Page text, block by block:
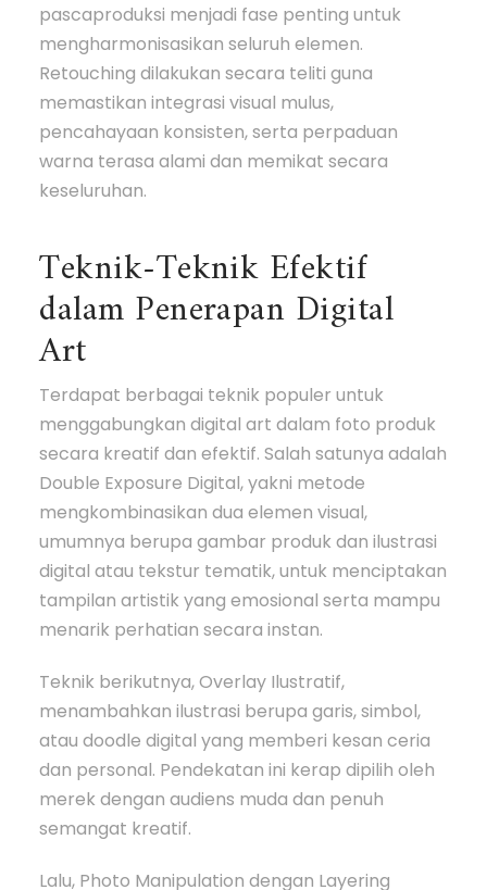
pascaproduksi menjadi fase penting untuk
mengharmonisasikan seluruh elemen.
Retouching dilakukan secara teliti guna
memastikan integrasi visual mulus,
pencahayaan konsisten, serta perpaduan
warna terasa alami dan memikat secara
keseluruhan.
Teknik-Teknik Efektif
dalam Penerapan Digital
Art
Terdapat berbagai teknik populer untuk
menggabungkan digital art dalam foto produk
secara kreatif dan efektif. Salah satunya adalah
Double Exposure Digital, yakni metode
mengkombinasikan dua elemen visual,
umumnya berupa gambar produk dan ilustrasi
digital atau tekstur tematik, untuk menciptakan
tampilan artistik yang emosional serta mampu
menarik perhatian secara instan.
Teknik berikutnya, Overlay Ilustratif,
menambahkan ilustrasi berupa garis, simbol,
atau doodle digital yang memberi kesan ceria
dan personal. Pendekatan ini kerap dipilih oleh
merek dengan audiens muda dan penuh
semangat kreatif.
Lalu, Photo Manipulation dengan Layering